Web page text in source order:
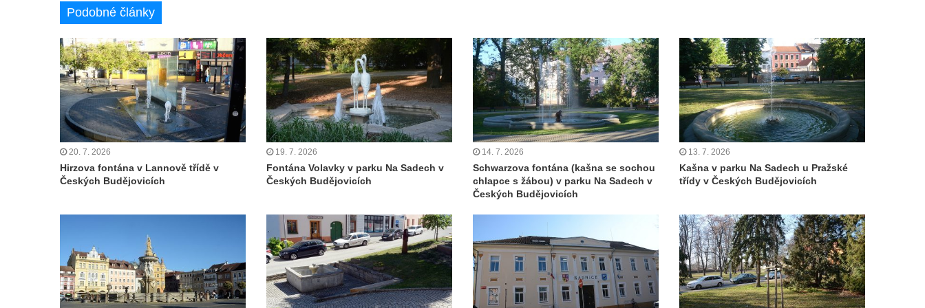
Kašna před budovou sýpky v zámeckém
Kašna u obecního úřadu v Jetřichovicích
Kašna v parku v Horním Podluží
Kašna Hynie na kruhovém objezdu u
náměstí Svobody v Teplicích
Fontána v parku na Mírovém náměstí v
Teplicích
Kašna Glaverbel v ulici Alejní u zámecké
Kamenná nádrž na vodu na hřbitově v
Kašna v zámecké zahradě v Duchcově
Kamenná nádrž na vodu II. na hřbitově ve
Šluknově
Podobné články
20. 7. 2026
Hirzova fontána v Lannově třídě v
Českých Budějovicích
19. 7. 2026
Fontána Volavky v parku Na Sadech v
Českých Budějovicích
14. 7. 2026
Schwarzova fontána (kašna se sochou
chlapce s žábou) v parku Na Sadech v
Českých Budějovicích
13. 7. 2026
Kašna v parku Na Sadech u Pražské
třídy v Českých Budějovicích